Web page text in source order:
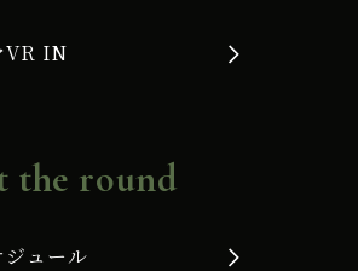
VR IN
the round
ュール